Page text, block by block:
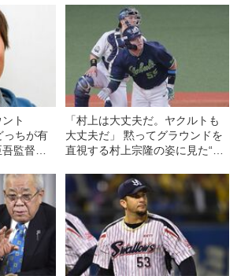
ト
ちが有
監督が
「村上は大丈夫だ。ヤクルトも
大丈夫だ」 黙ってグラウンドを
直視する村上宗隆の姿に見た“希